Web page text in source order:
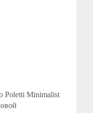
Poletti Minimalist